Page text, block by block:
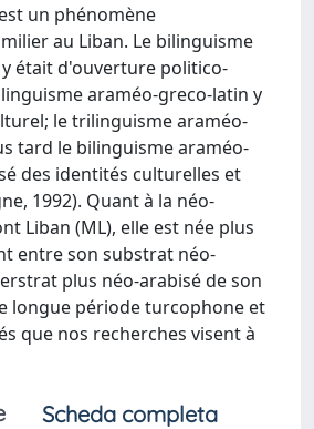
un phénomène
au Liban. Le bilinguisme
était d'ouverture politico-
araméo-greco-latin y
le trilinguisme araméo-
tard le bilinguisme araméo-
des identités culturelles et
1992). Quant à la néo-
Liban (ML), elle est née plus
entre son substrat néo-
plus néo-arabisé de son
longue période turcophone et
que nos recherches visent à
Scheda completa